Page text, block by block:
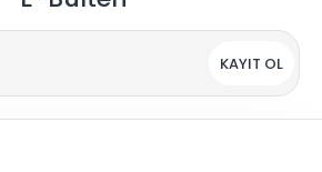
KAYIT OL